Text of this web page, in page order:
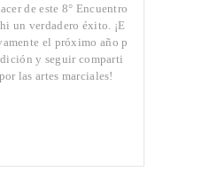
de este 8° Encuentro
un verdadero éxito. ¡E
el próximo año p
y seguir comparti
las artes marciales!